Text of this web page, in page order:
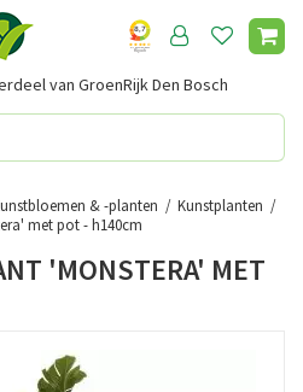
& -planten
Kunstplanten
met pot - h140cm
van GroenRijk Den Bosch
'MONSTERA' MET